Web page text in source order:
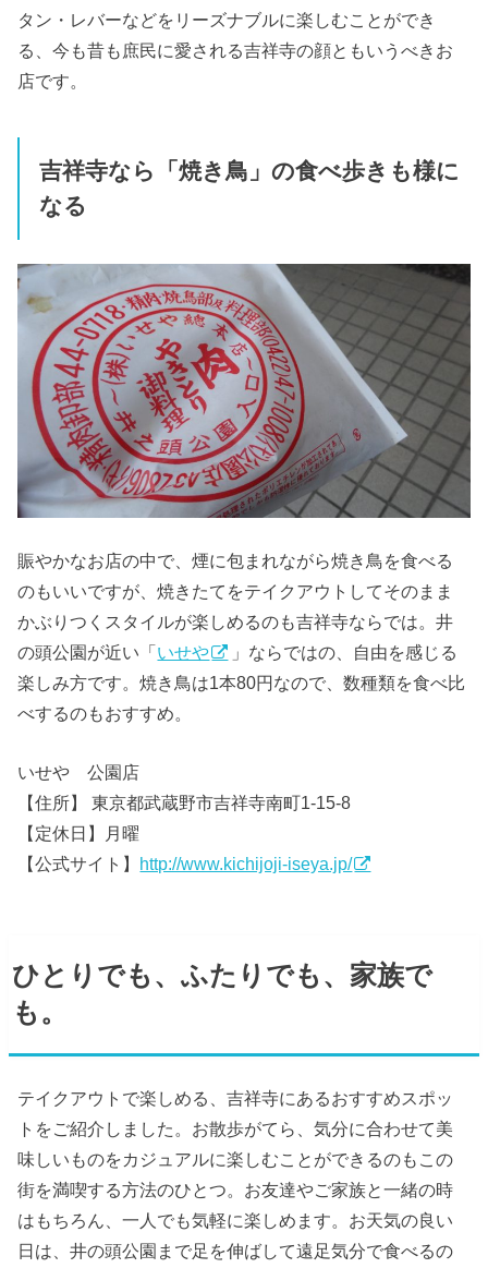
タン・レバーなどをリーズナブルに楽しむことができ
る、今も昔も庶民に愛される吉祥寺の顔ともいうべきお
店です。
吉祥寺なら「焼き鳥」の食べ歩きも様に
なる
賑やかなお店の中で、煙に包まれながら焼き鳥を食べる
のもいいですが、焼きたてをテイクアウトしてそのまま
かぶりつくスタイルが楽しめるのも吉祥寺ならでは。井
の頭公園が近い「いせや
」ならではの、自由を感じる
楽しみ方です。焼き鳥は1本80円なので、数種類を食べ比
べするのもおすすめ。
いせや 公園店
【住所】 東京都武蔵野市吉祥寺南町1-15-8
【定休日】月曜
【公式サイト】 http://www.kichijoji-iseya.jp/
ひとりでも、ふたりでも、家族で
も。
テイクアウトで楽しめる、吉祥寺にあるおすすめスポッ
トをご紹介しました。お散歩がてら、気分に合わせて美
味しいものをカジュアルに楽しむことができるのもこの
街を満喫する方法のひとつ。お友達やご家族と一緒の時
はもちろん、一人でも気軽に楽しめます。お天気の良い
日は、井の頭公園まで足を伸ばして遠足気分で食べるの